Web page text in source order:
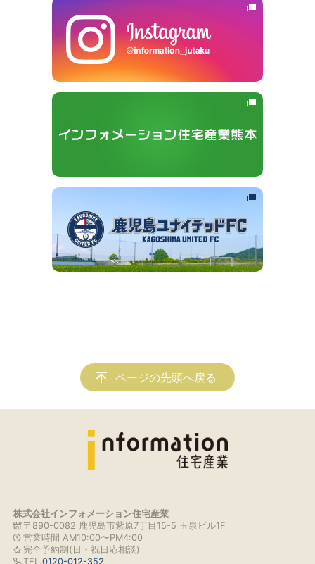
ページの先頭へ戻る
株式会社インフォメーション住宅産業
〒890-0082 鹿児島市紫原7丁目15-5 玉泉ビル1F
営業時間 AM10:00〜PM4:00
完全予約制(日・祝日応相談)
TEL.0120-012-352